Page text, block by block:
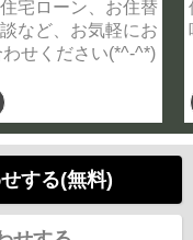
する(無料)